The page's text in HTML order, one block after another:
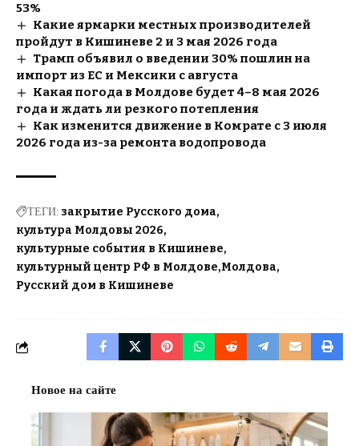
53%
Какие ярмарки местных производителей
пройдут в Кишиневе 2 и 3 мая 2026 года
Трамп объявил о введении 30% пошлин на
импорт из ЕС и Мексики с августа
Какая погода в Молдове будет 4–8 мая 2026
года и ждать ли резкого потепления
Как изменится движение в Комрате с 3 июля
2026 года из-за ремонта водопровода
ТЕГИ: закрытие Русского дома
культура Молдовы 2026
культурные события в Кишиневе
культурный центр РФ в Молдове Молдова
Русский дом в Кишиневе
Новое на сайте